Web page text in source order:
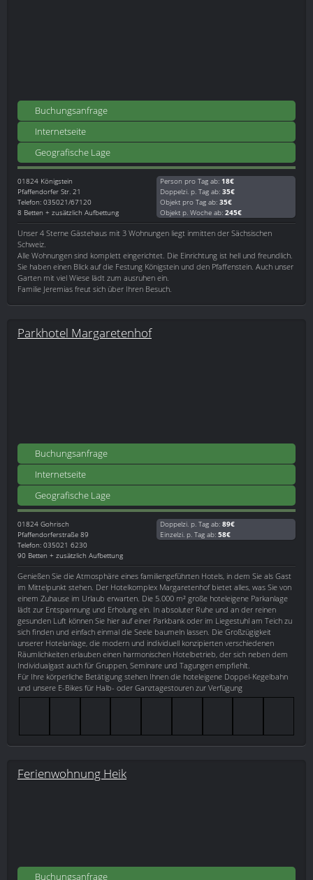
Buchungsanfrage
Internetseite
Geografische Lage
01824 Königstein
Pfaffendorfer Str. 21
Telefon: 035021/67120
8 Betten + zusätzlich Aufbettung
Person pro Tag ab: 18€
Doppelzi. p. Tag ab: 35€
Objekt pro Tag ab: 35€
Objekt p. Woche ab: 245€
Unser 4 Sterne Gästehaus mit 3 Wohnungen liegt inmitten der Sächsischen
Schweiz.
Alle Wohnungen sind komplett eingerichtet. Die Einrichtung ist hell und freundlich.
Sie haben einen Blick auf die Festung Königstein und den Pfaffenstein. Auch unser
Garten mit viel Wiese lädt zum ausruhen ein.
Familie Jeremias freut sich über Ihren Besuch.
Parkhotel Margaretenhof
Buchungsanfrage
Internetseite
Geografische Lage
01824 Gohrisch
Pfaffendorferstraße 89
Telefon: 035021 6230
90 Betten + zusätzlich Aufbettung
Doppelzi. p. Tag ab: 89€
Einzelzi. p. Tag ab: 58€
Genießen Sie die Atmosphäre eines familiengeführten Hotels, in dem Sie als Gast
im Mittelpunkt stehen. Der Hotelkomplex Margaretenhof bietet alles, was Sie von
einem Zuhause im Urlaub erwarten. Die 5.000 m² große hoteleigene Parkanlage
lädt zur Entspannung und Erholung ein. In absoluter Ruhe und an der reinen
gesunden Luft können Sie hier auf einer Parkbank oder im Liegestuhl am Teich zu
sich finden und einfach einmal die Seele baumeln lassen. Die Großzügigkeit
unserer Hotelanlage, die modern und individuell konzipierten verschiedenen
Räumlichkeiten erlauben einen harmonischen Hotelbetrieb, der sich neben dem
Individualgast auch für Gruppen, Seminare und Tagungen empfiehlt.
Für Ihre körperliche Betätigung stehen Ihnen die hoteleigene Doppel-Kegelbahn
und unsere E-Bikes für Halb- oder Ganztagestouren zur Verfügung
Ferienwohnung Heik
Buchungsanfrage